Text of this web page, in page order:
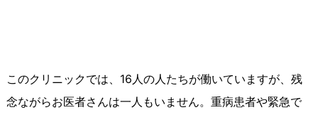
このクリニックでは、16人の人たちが働いていますが、残
念ながらお医者さんは一人もいません。重病患者や緊急で